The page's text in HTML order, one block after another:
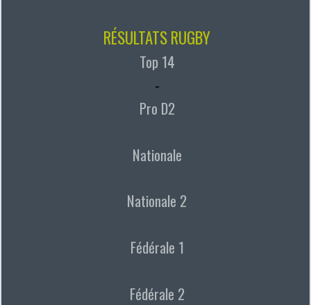
RÉSULTATS RUGBY
Top 14
-
Pro D2
Nationale
Nationale 2
Fédérale 1
Fédérale 2